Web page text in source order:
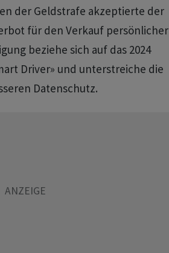
der Geldstrafe akzeptierte der
für den ​Verkauf persönlicher
beziehe sich auf ‌das 2024
Driver» und unterstreiche die
Datenschutz.